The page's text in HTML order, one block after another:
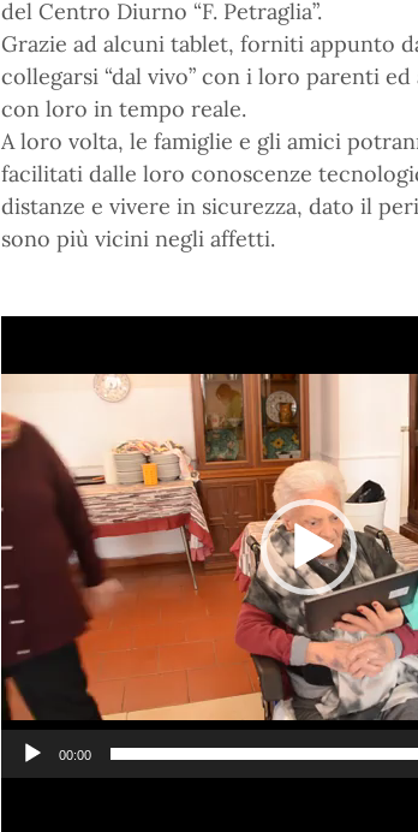
del Centro Diurno “F. Petraglia”.
Grazie ad alcuni tablet, forniti appunto
collegarsi “dal vivo” con i loro parenti
con loro in tempo reale.
A loro volta, le famiglie e gli amici
facilitati dalle loro conoscenze
distanze e vivere in sicurezza, dato il
sono più vicini negli affetti.
00:00